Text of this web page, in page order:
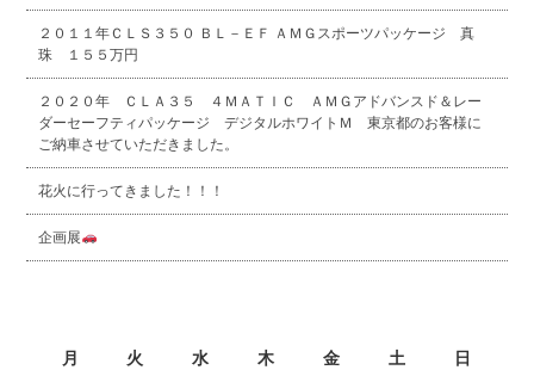
２０１１年ＣＬＳ３５０ ＢＬ－ＥＦ ＡＭＧスポーツパッケージ 真
珠 １５５万円
２０２０年 ＣＬＡ３５ ４ＭＡＴＩＣ ＡＭＧアドバンスド＆レー
ダーセーフティパッケージ デジタルホワイトＭ 東京都のお客様に
ご納車させていただきました。
花火に行ってきました！！！
企画展
月 火 水 木 金 土 日